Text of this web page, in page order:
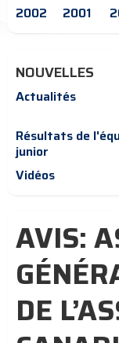
2002
2001
NOUVELLES
Actualités
Résultats de
junior
Vidéos
AVIS:
DE